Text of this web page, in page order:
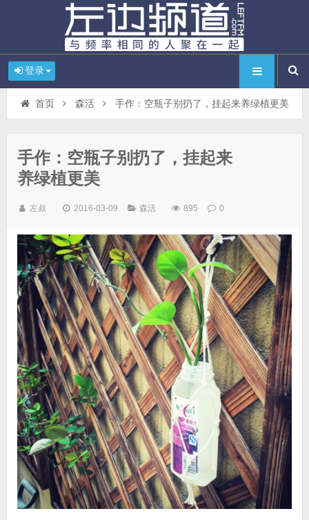
登录
首页 森活 手作：空瓶子别扔了，挂起来养绿植更美
手作：空瓶子别扔了，挂起来
养绿植更美
左叔 2016-03-09 森活 895 0